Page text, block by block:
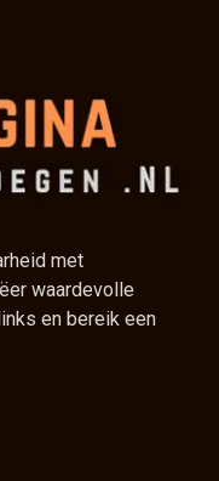
met
waardevolle
en bereik een